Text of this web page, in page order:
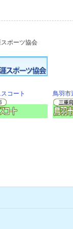
ポーツ協会